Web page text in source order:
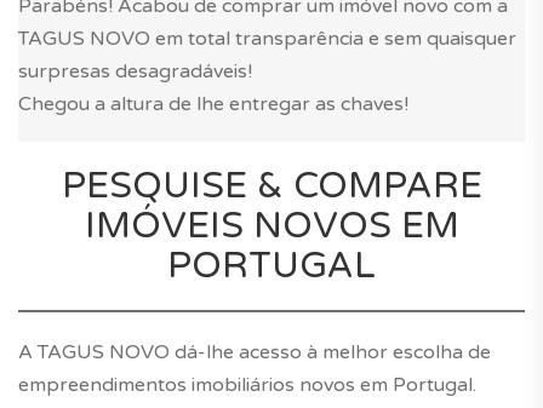
Parabéns! Acabou de comprar um imóvel novo com a
TAGUS NOVO em total transparência e sem quaisquer
surpresas desagradáveis!
Chegou a altura de lhe entregar as chaves!
PESQUISE & COMPARE
IMÓVEIS NOVOS EM
PORTUGAL
A TAGUS NOVO dá-lhe acesso à melhor escolha de
empreendimentos imobiliários novos em Portugal.